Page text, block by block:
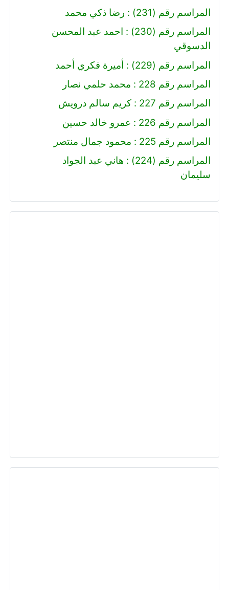
المراسم رقم (231) : رضا ذكي محمد
المراسم رقم (230) : احمد عبد المحسن
الدسوقي
المراسم رقم (229) : أميرة فكري أحمد
المراسم رقم 228 : محمد حلمي نصار
المراسم رقم 227 : كريم سالم درويش
المراسم رقم 226 : عمرو خالد حسين
المراسم رقم 225 : محمود جمال منتصر
المراسم رقم (224) : هاني عبد الجواد
سليمان